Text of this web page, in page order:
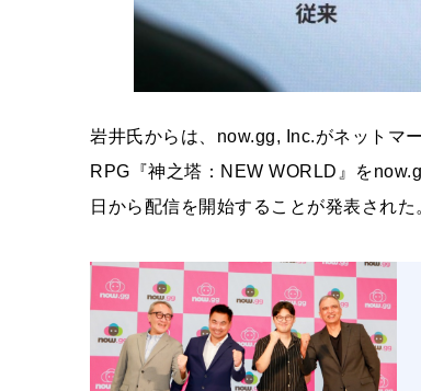
岩井氏からは、now.gg, Inc.がネットマ
RPG『神之塔：NEW WORLD』を
日から配信を開始することが発表された